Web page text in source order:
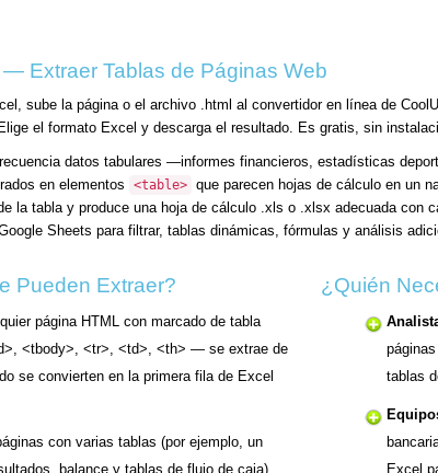
Extraer Tablas de Páginas Web
sube la página o el archivo .html al convertidor en línea de
el formato Excel y descarga el resultado. Es gratis, sin
datos tabulares —informes financieros, estadísticas
en elementos
<table> que parecen hojas de cálculo en un
la tabla y produce una hoja de cálculo .xls o .xlsx adecuada con
Sheets para filtrar, tablas dinámicas, fórmulas y análisis
Pueden Extraer?
página HTML con marcado de tabla
<tbody>, <tr>, <td>, <th> — se extrae de
se convierten en la primera fila de Excel
con varias tablas (por ejemplo, un
balance y tablas de flujo de caja)
¿Quién
tablas
Excel